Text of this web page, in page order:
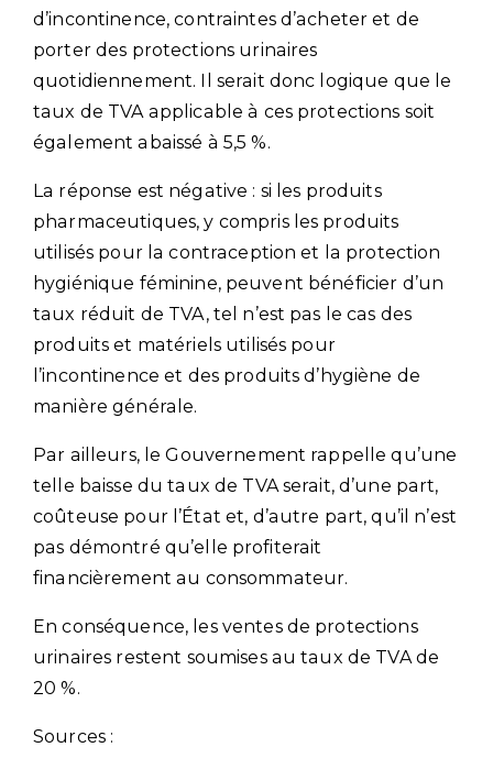
d’incontinence, contraintes d’acheter et de
porter des protections urinaires
quotidiennement. Il serait donc logique que le
taux de TVA applicable à ces protections soit
également abaissé à 5,5 %.
La réponse est négative : si les produits
pharmaceutiques, y compris les produits
utilisés pour la contraception et la protection
hygiénique féminine, peuvent bénéficier d’un
taux réduit de TVA, tel n’est pas le cas des
produits et matériels utilisés pour
l’incontinence et des produits d’hygiène de
manière générale.
Par ailleurs, le Gouvernement rappelle qu’une
telle baisse du taux de TVA serait, d’une part,
coûteuse pour l’État et, d’autre part, qu’il n’est
pas démontré qu’elle profiterait
financièrement au consommateur.
En conséquence, les ventes de protections
urinaires restent soumises au taux de TVA de
20 %.
Sources :